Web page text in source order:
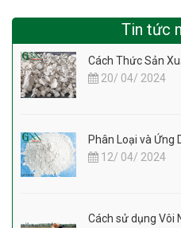
Tin tức
Cách Thức Sản
20/ 04/ 2024
Phân Loại và Ứng
12/ 04/ 2024
Cách sử dụng Vôi